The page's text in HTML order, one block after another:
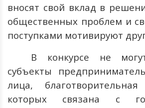
вносят свой вклад в
общественных проблем и
поступками мотивируют
В конкурсе не
субъекты
лица, благотворительная
которых связана с